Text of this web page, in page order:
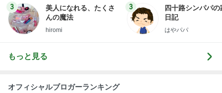
3
美人になれる、たくさ
んの魔法
hiromi
3
四十路シンパパの
日記
はやパパ
もっと見る
オフィシャルブロガーランキング